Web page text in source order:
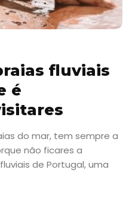
fluviais
é
do mar, tem sempre a
não ficares a
de Portugal, uma